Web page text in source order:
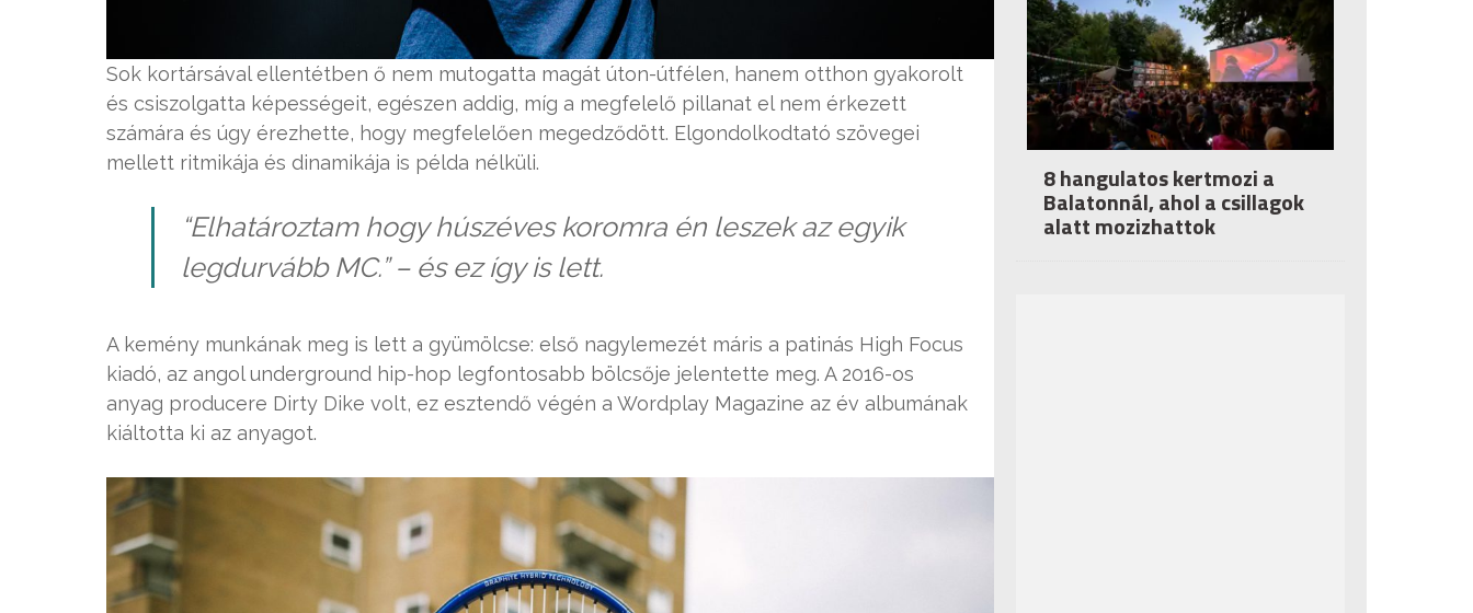
Sok kortársával ellentétben ő nem mutogatta magát úton-útfélen, hanem otthon gyakorolt
és csiszolgatta képességeit, egészen addig, míg a megfelelő pillanat el nem érkezett
számára és úgy érezhette, hogy megfelelően megedződött. Elgondolkodtató szövegei
mellett ritmikája és dinamikája is példa nélküli.
“Elhatároztam hogy húszéves koromra én leszek az egyik
legdurvább MC.” – és ez így is lett.
A kemény munkának meg is lett a gyümölcse: első nagylemezét máris a patinás High Focus
kiadó, az angol underground hip-hop legfontosabb bölcsője jelentette meg. A 2016-os
anyag producere Dirty Dike volt, ez esztendő végén a Wordplay Magazine az év albumának
kiáltotta ki az anyagot.
8 hangulatos kertmozi a
Balatonnál, ahol a csillagok
alatt mozizhattok